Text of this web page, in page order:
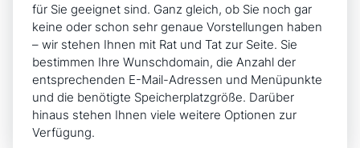
für Sie geeignet sind. Ganz gleich, ob Sie noch gar
keine oder schon sehr genaue Vorstellungen haben
– wir stehen Ihnen mit Rat und Tat zur Seite. Sie
bestimmen Ihre Wunschdomain, die Anzahl der
entsprechenden E-Mail-Adressen und Menüpunkte
und die benötigte Speicherplatzgröße. Darüber
hinaus stehen Ihnen viele weitere Optionen zur
Verfügung.